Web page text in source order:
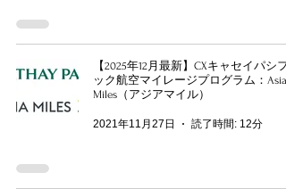
【2025年12月最新】CXキャセイパシフ
ック航空マイレージプログラム：Asia
Miles（アジアマイル）
2021年11月27日 読了時間: 12分